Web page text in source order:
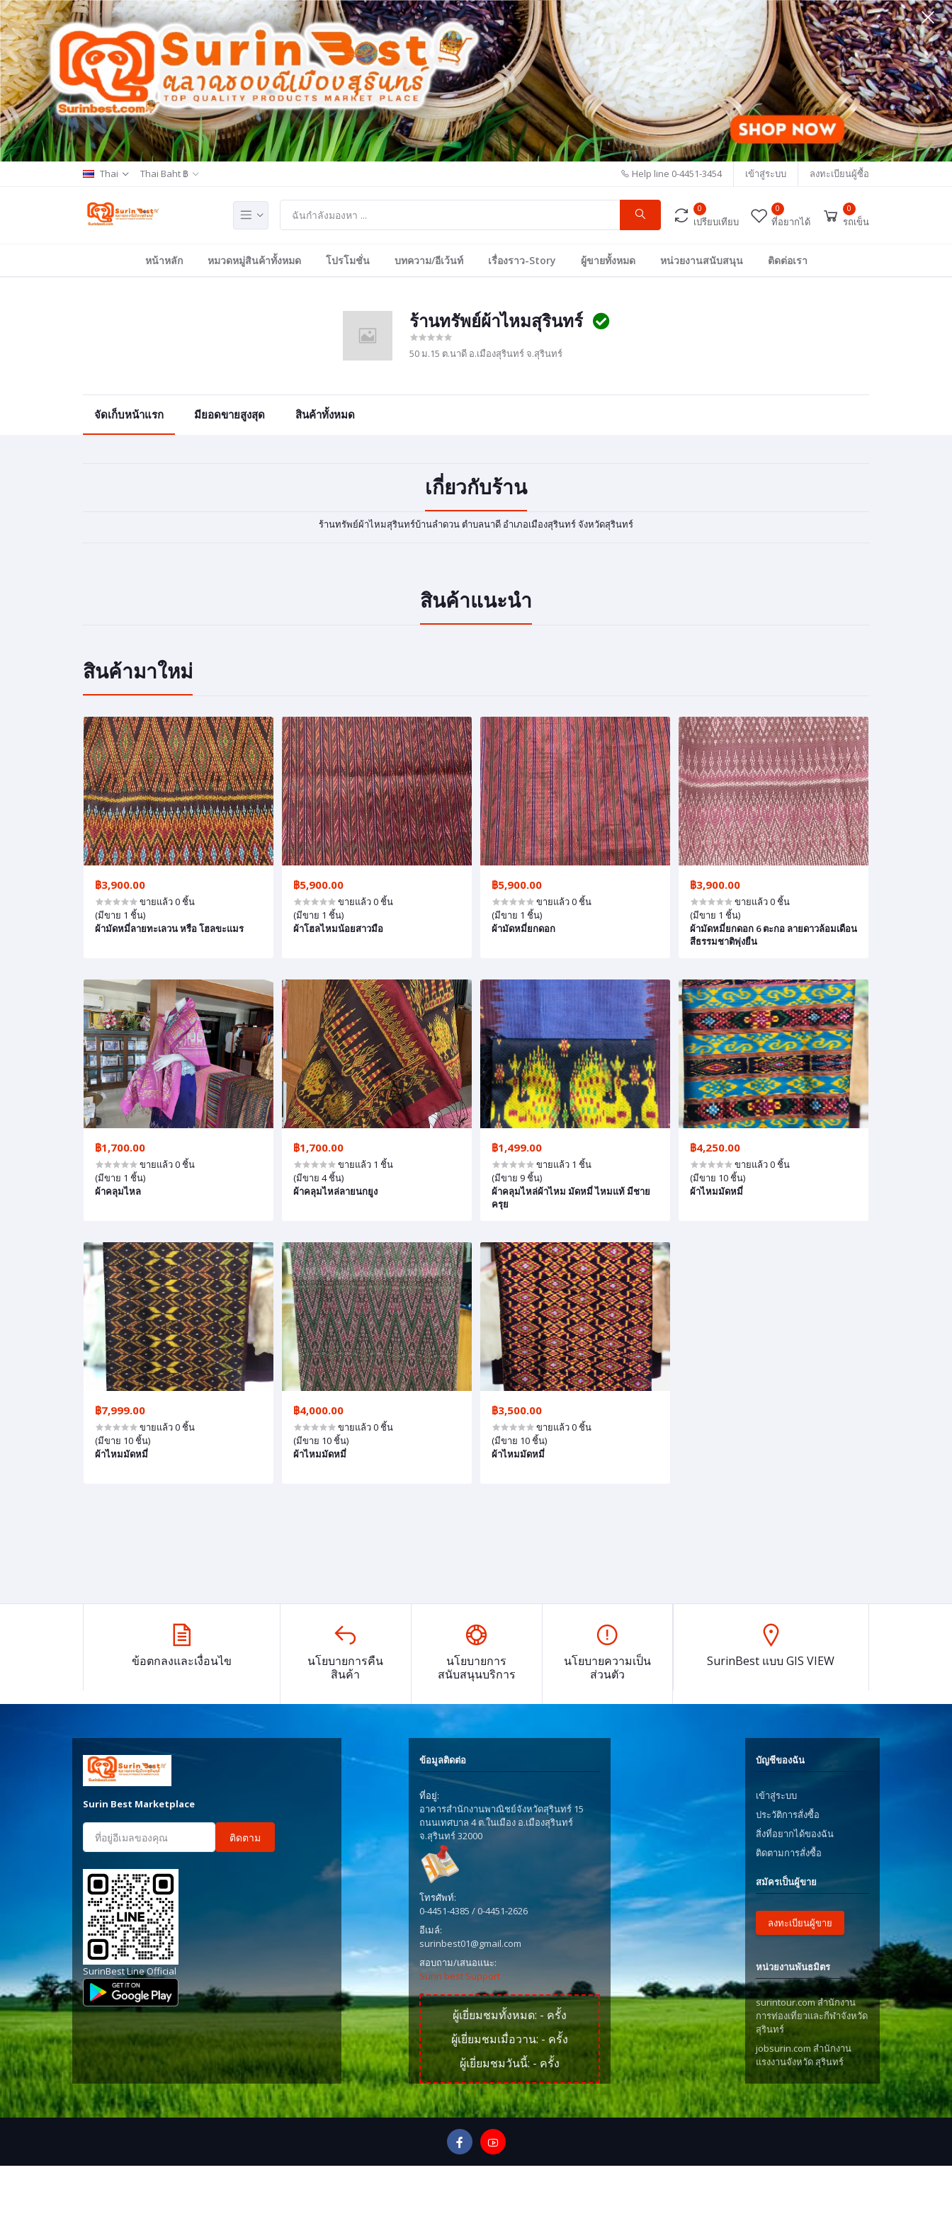
Thai Thai Baht ฿ Help line 0-4451-3454 เข้าสู่ระบบ ลงทะเบียนผู้ซื้อ
0
เปรียบเทียบ
0
ที่อยากได้
0
รถเข็น
หน้าหลัก หมวดหมู่สินค้าทั้งหมด โปรโมชั่น บทความ/อีเว้นท์ เรื่องราว-Story ผู้ขายทั้งหมด หน่วยงานสนับสนุน ติดต่อเรา
ร้านทรัพย์ผ้าไหมสุรินทร์
50 ม.15 ต.นาดี อ.เมืองสุรินทร์ จ.สุรินทร์
จัดเก็บหน้าแรก มียอดขายสูงสุด สินค้าทั้งหมด
เกี่ยวกับร้าน
ร้านทรัพย์ผ้าไหมสุรินทร์บ้านลำดวน ตำบลนาดี อำเภอเมืองสุรินทร์ จังหวัดสุรินทร์
สินค้าแนะนำ
สินค้ามาใหม่
฿3,900.00
ขายแล้ว 0 ชิ้น
(มีขาย 1 ชิ้น)
ผ้ามัดหมี่ลายทะเลวน หรือ โฮลขะแมร
฿5,900.00
ขายแล้ว 0 ชิ้น
(มีขาย 1 ชิ้น)
ผ้าโฮลไหมน้อยสาวมือ
฿5,900.00
ขายแล้ว 0 ชิ้น
(มีขาย 1 ชิ้น)
ผ้ามัดหมี่ยกดอก
฿3,900.00
ขายแล้ว 0 ชิ้น
(มีขาย 1 ชิ้น)
ผ้ามัดหมี่ยกดอก 6 ตะกอ ลายดาวล้อมเดือน
สีธรรมชาติพุ่งยืน
฿1,700.00
ขายแล้ว 0 ชิ้น
(มีขาย 1 ชิ้น)
ผ้าคลุมไหล
฿1,700.00
ขายแล้ว 1 ชิ้น
(มีขาย 4 ชิ้น)
ผ้าคลุมไหล่ลายนกยูง
฿1,499.00
ขายแล้ว 1 ชิ้น
(มีขาย 9 ชิ้น)
ผ้าคลุมไหล่ผ้าไหม มัดหมี่ ไหมแท้ มีชาย
ครุย
฿4,250.00
ขายแล้ว 0 ชิ้น
(มีขาย 10 ชิ้น)
ผ้าไหมมัดหมี่
฿7,999.00
ขายแล้ว 0 ชิ้น
(มีขาย 10 ชิ้น)
ผ้าไหมมัดหมี่
฿4,000.00
ขายแล้ว 0 ชิ้น
(มีขาย 10 ชิ้น)
ผ้าไหมมัดหมี่
฿3,500.00
ขายแล้ว 0 ชิ้น
(มีขาย 10 ชิ้น)
ผ้าไหมมัดหมี่
ข้อตกลงและเงื่อนไข
นโยบายการคืน
สินค้า
นโยบายการ
สนับสนุนบริการ
นโยบายความเป็น
ส่วนตัว
SurinBest แบบ GIS VIEW
Surin Best Marketplace
ติดตาม
SurinBest Line Official
ข้อมูลติดต่อ
ที่อยู่:
อาคารสำนักงานพาณิชย์จังหวัดสุรินทร์ 15
ถนนเทศบาล 4 ต.ในเมือง อ.เมืองสุรินทร์
จ.สุรินทร์ 32000
โทรศัพท์:
0-4451-4385 / 0-4451-2626
อีเมล์:
surinbest01@gmail.com
สอบถาม/เสนอแนะ:
Surin best Support
ผู้เยี่ยมชมทั้งหมด: - ครั้ง
ผู้เยี่ยมชมเมื่อวาน: -ครั้ง
ผู้เยี่ยมชมวันนี้: - ครั้ง
บัญชีของฉัน
เข้าสู่ระบบ
ประวัติการสั่งซื้อ
สิ่งที่อยากได้ของฉัน
ติดตามการสั่งซื้อ
สมัครเป็นผู้ขาย
ลงทะเบียนผู้ขาย
หน่วยงานพันธมิตร
surintour.com สำนักงาน
การท่องเที่ยวและกีฬาจังหวัด
สุรินทร์
jobsurin.com สำนักงาน
แรงงานจังหวัด สุรินทร์